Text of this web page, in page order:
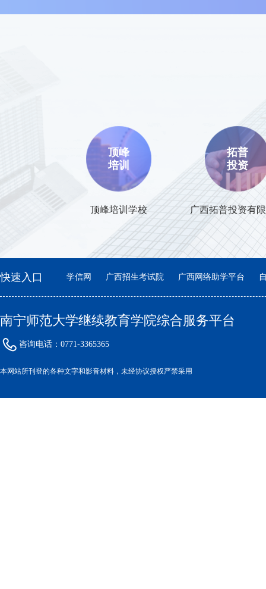
顶峰
培训
顶峰培训学校
拓普
投资
广西拓普投资有
快速入口 学信网 广西招生考试院 广西网络助学平台
南宁师范大学继续教育学院综合服务平台
咨询电话：0771-3365365
本网站所刊登的各种文字和影音材料，未经协议授权严禁采用